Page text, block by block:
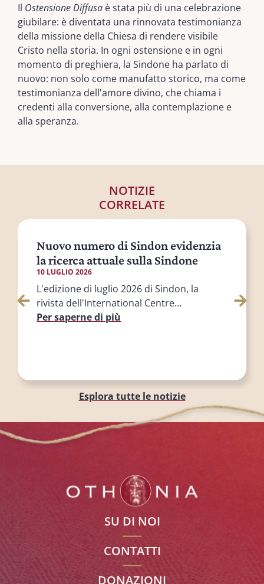
Il Ostensione Diffusa è stata più di una celebrazione
giubilare: è diventata una rinnovata testimonianza
della missione della Chiesa di rendere visibile
Cristo nella storia. In ogni ostensione e in ogni
momento di preghiera, la Sindone ha parlato di
nuovo: non solo come manufatto storico, ma come
testimonianza dell'amore divino, che chiama i
credenti alla conversione, alla contemplazione e
alla speranza.
NOTIZIE
CORRELATE
Nuovo numero di Sindon evidenzia
la ricerca attuale sulla Sindone
10 LUGLIO 2026
L'edizione di luglio 2026 di Sindon, la
rivista dell'International Centre...
Per saperne di più
Esplora tutte le notizie
SU DI NOI
CONTATTI
DONAZIONI